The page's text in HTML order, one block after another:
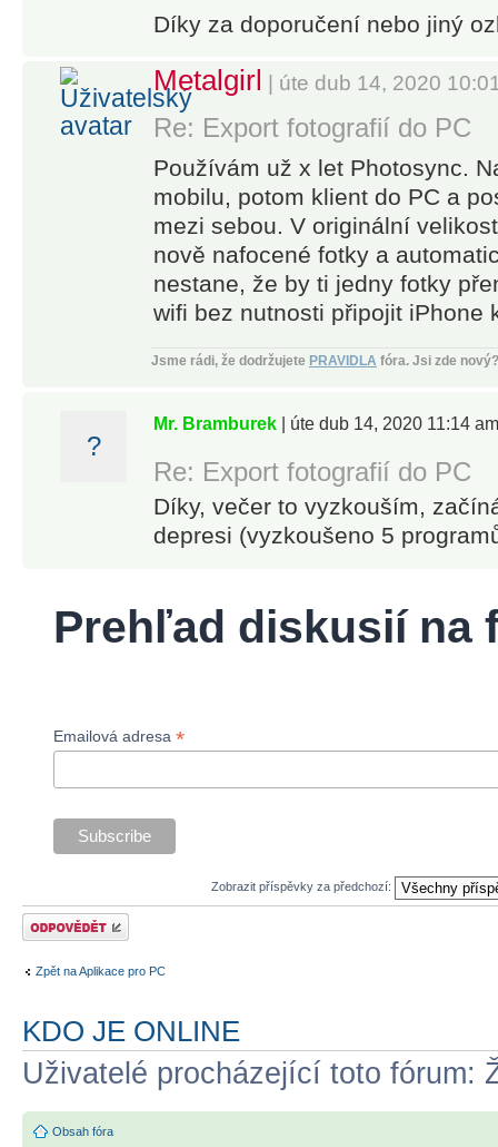
Díky za doporučení nebo jiný
Metalgirl | úte dub 14, 2020
Re: Export fotografií do PC
Používám už x let Photosync.
mobilu, potom klient do PC a
mezi sebou. V originální
nově nafocené fotky a
nestane, že by ti jedny fotky
wifi bez nutnosti připojit iPhone
Jsme rádi, že dodržujete PRAVIDLA fóra. Jsi zde
?
Mr. Bramburek | úte dub 14, 2020 11:14 am
Re: Export fotografií do PC
Díky, večer to vyzkouším,
depresi (vyzkoušeno 5
Prehľad diskusií na
Emailová adresa*
Zobrazit příspěvky za předchozí:
Odeslat odpověď
Zpět na Aplikace pro PC
KDO JE ONLINE
Uživatelé procházející toto fórum:
Obsah fóra